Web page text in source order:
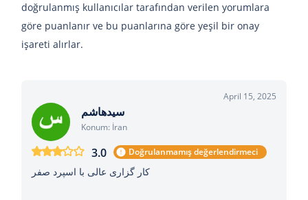
doğrulanmış kullanıcılar tarafından verilen yorumlara
göre puanlanır ve bu puanlarına göre yeşil bir onay
işareti alırlar.
April 15, 2025
سیدهاشم
Konum: İran
3.0 Doğrulanmamış değerlendirmeci
کار گزاری عالی با اسپرد صفر